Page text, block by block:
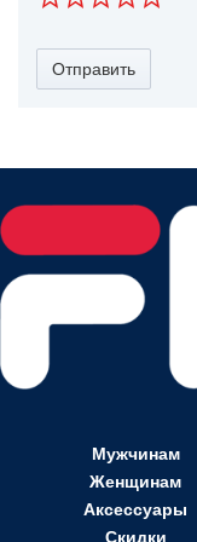
Отправить
Мужчинам
Женщинам
Аксессуары
Скидки